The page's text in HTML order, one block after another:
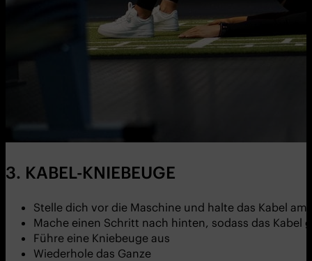
3. KABEL-KNIEBEUGE
Stelle dich vor die Maschine und halte das Kabel am
Mache einen Schritt nach hinten, sodass das Kabel
Führe eine Kniebeuge aus
Wiederhole das Ganze